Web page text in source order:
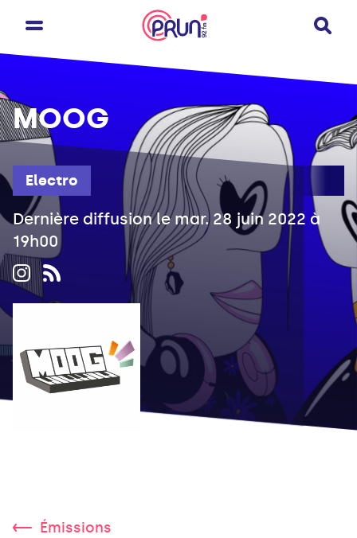
Electro
MOOG
Dernière diffusion le mar. 28 juin 2022 à
19h00
Émissions